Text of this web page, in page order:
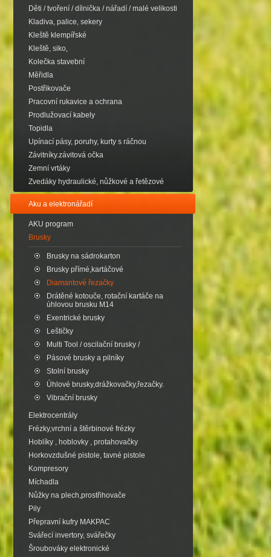
Děti / tvoření / dílnička / nářadí / malé velikosti
Kladiva, palice, sekery
Kleště klempířské
Kleště, siko,
Kolečka stavební
Měřidla
Postřikovače
Pracovní rukavice a ochrana
Prodlužovací kabely
Topidla
Upínací pásy, poruhy, kurty s ráčnou
Závitníky.závitová očka
Zemní vrtáky
Zvedáky hydraulické, nůžkové a řetězové
Aku a elektronářadí
AKU program
Brusky
Brusky na sádrokarton
Brusky přímé,kartáčové
Diamantové řezačky
Drátěné kotouče, rotační kartáče na
úhlovou brusku M14
Exentrické brusky
Leštičky
Multi Tool / oscilační brusky /
Pásové brusky a pilníky
Stolní brusky
Úhlové brusky,drážkovačky,řezačky.
Vibrační brusky
Elektrocentrály
Frézky,vrchní a štěrbinové frézky
Hoblíky , hoblovky , protahovačky
Horkovzdušné pistole, tavné pistole
Kompresory
Míchadla
Nůžky na plech,prostřihovače
Pily
Přepravní kufry MAKPAC
Svářecí invertory, svářečky
Šroubováky elektronické